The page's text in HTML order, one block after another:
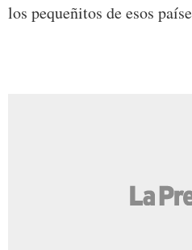
los pequeñitos de esos